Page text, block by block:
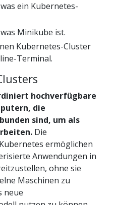
ein Kubernetes-
Minikube ist.
Kubernetes-Cluster
Terminal.
hochverfügbare
die
sind, um als
Die
ermöglichen
Anwendungen in
ohne sie
Maschinen zu
neue